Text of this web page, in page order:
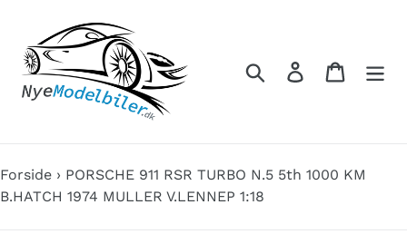
indhold
Søg
Log ind
Forside › PORSCHE 911 RSR TURBO N.5 5th 1000 KM
B.HATCH 1974 MULLER V.LENNEP 1:18